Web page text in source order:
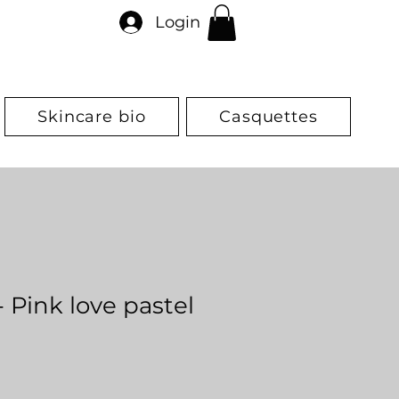
Login
Skincare bio Casquettes
Pink love pastel